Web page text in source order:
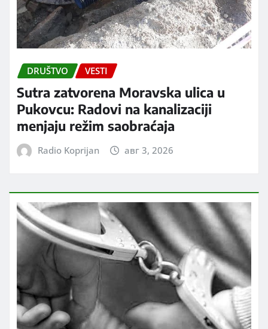
DRUŠTVO VESTI
Sutra zatvorena Moravska ulica u
Pukovcu: Radovi na kanalizaciji
menjaju režim saobraćaja
Radio Koprijan авг 3, 2026